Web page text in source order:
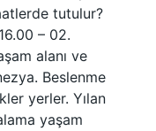
tutulur?
– 02.
alanı ve
Beslenme
yerler. Yılan
yaşam